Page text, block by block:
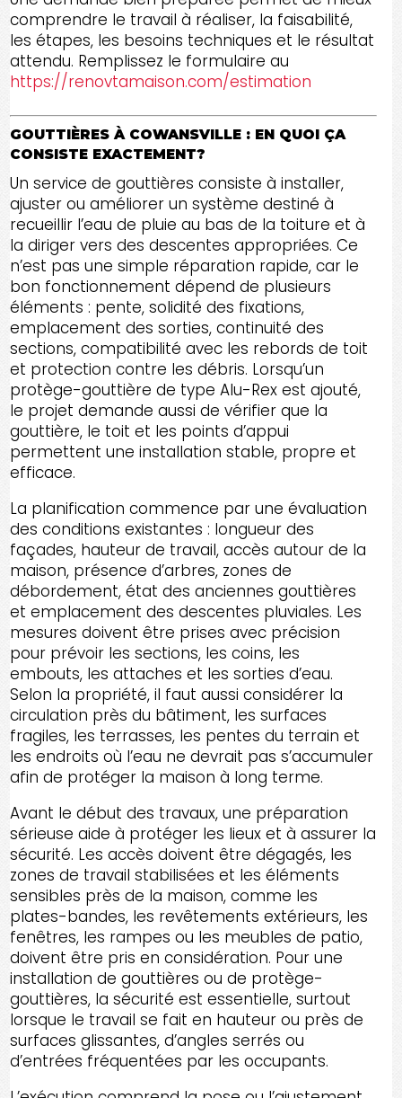
comprendre le travail à réaliser, la faisabilité,
les étapes, les besoins techniques et le résultat
attendu. Remplissez le formulaire au
https://renovtamaison.com/estimation
GOUTTIÈRES À COWANSVILLE : EN QUOI ÇA
CONSISTE EXACTEMENT?
Un service de gouttières consiste à installer,
ajuster ou améliorer un système destiné à
recueillir l’eau de pluie au bas de la toiture et à
la diriger vers des descentes appropriées. Ce
n’est pas une simple réparation rapide, car le
bon fonctionnement dépend de plusieurs
éléments : pente, solidité des fixations,
emplacement des sorties, continuité des
sections, compatibilité avec les rebords de toit
et protection contre les débris. Lorsqu’un
protège-gouttière de type Alu-Rex est ajouté,
le projet demande aussi de vérifier que la
gouttière, le toit et les points d’appui
permettent une installation stable, propre et
efficace.
La planification commence par une évaluation
des conditions existantes : longueur des
façades, hauteur de travail, accès autour de la
maison, présence d’arbres, zones de
débordement, état des anciennes gouttières
et emplacement des descentes pluviales. Les
mesures doivent être prises avec précision
pour prévoir les sections, les coins, les
embouts, les attaches et les sorties d’eau.
Selon la propriété, il faut aussi considérer la
circulation près du bâtiment, les surfaces
fragiles, les terrasses, les pentes du terrain et
les endroits où l’eau ne devrait pas s’accumuler
afin de protéger la maison à long terme.
Avant le début des travaux, une préparation
sérieuse aide à protéger les lieux et à assurer la
sécurité. Les accès doivent être dégagés, les
zones de travail stabilisées et les éléments
sensibles près de la maison, comme les
plates-bandes, les revêtements extérieurs, les
fenêtres, les rampes ou les meubles de patio,
doivent être pris en considération. Pour une
installation de gouttières ou de protège-
gouttières, la sécurité est essentielle, surtout
lorsque le travail se fait en hauteur ou près de
surfaces glissantes, d’angles serrés ou
d’entrées fréquentées par les occupants.